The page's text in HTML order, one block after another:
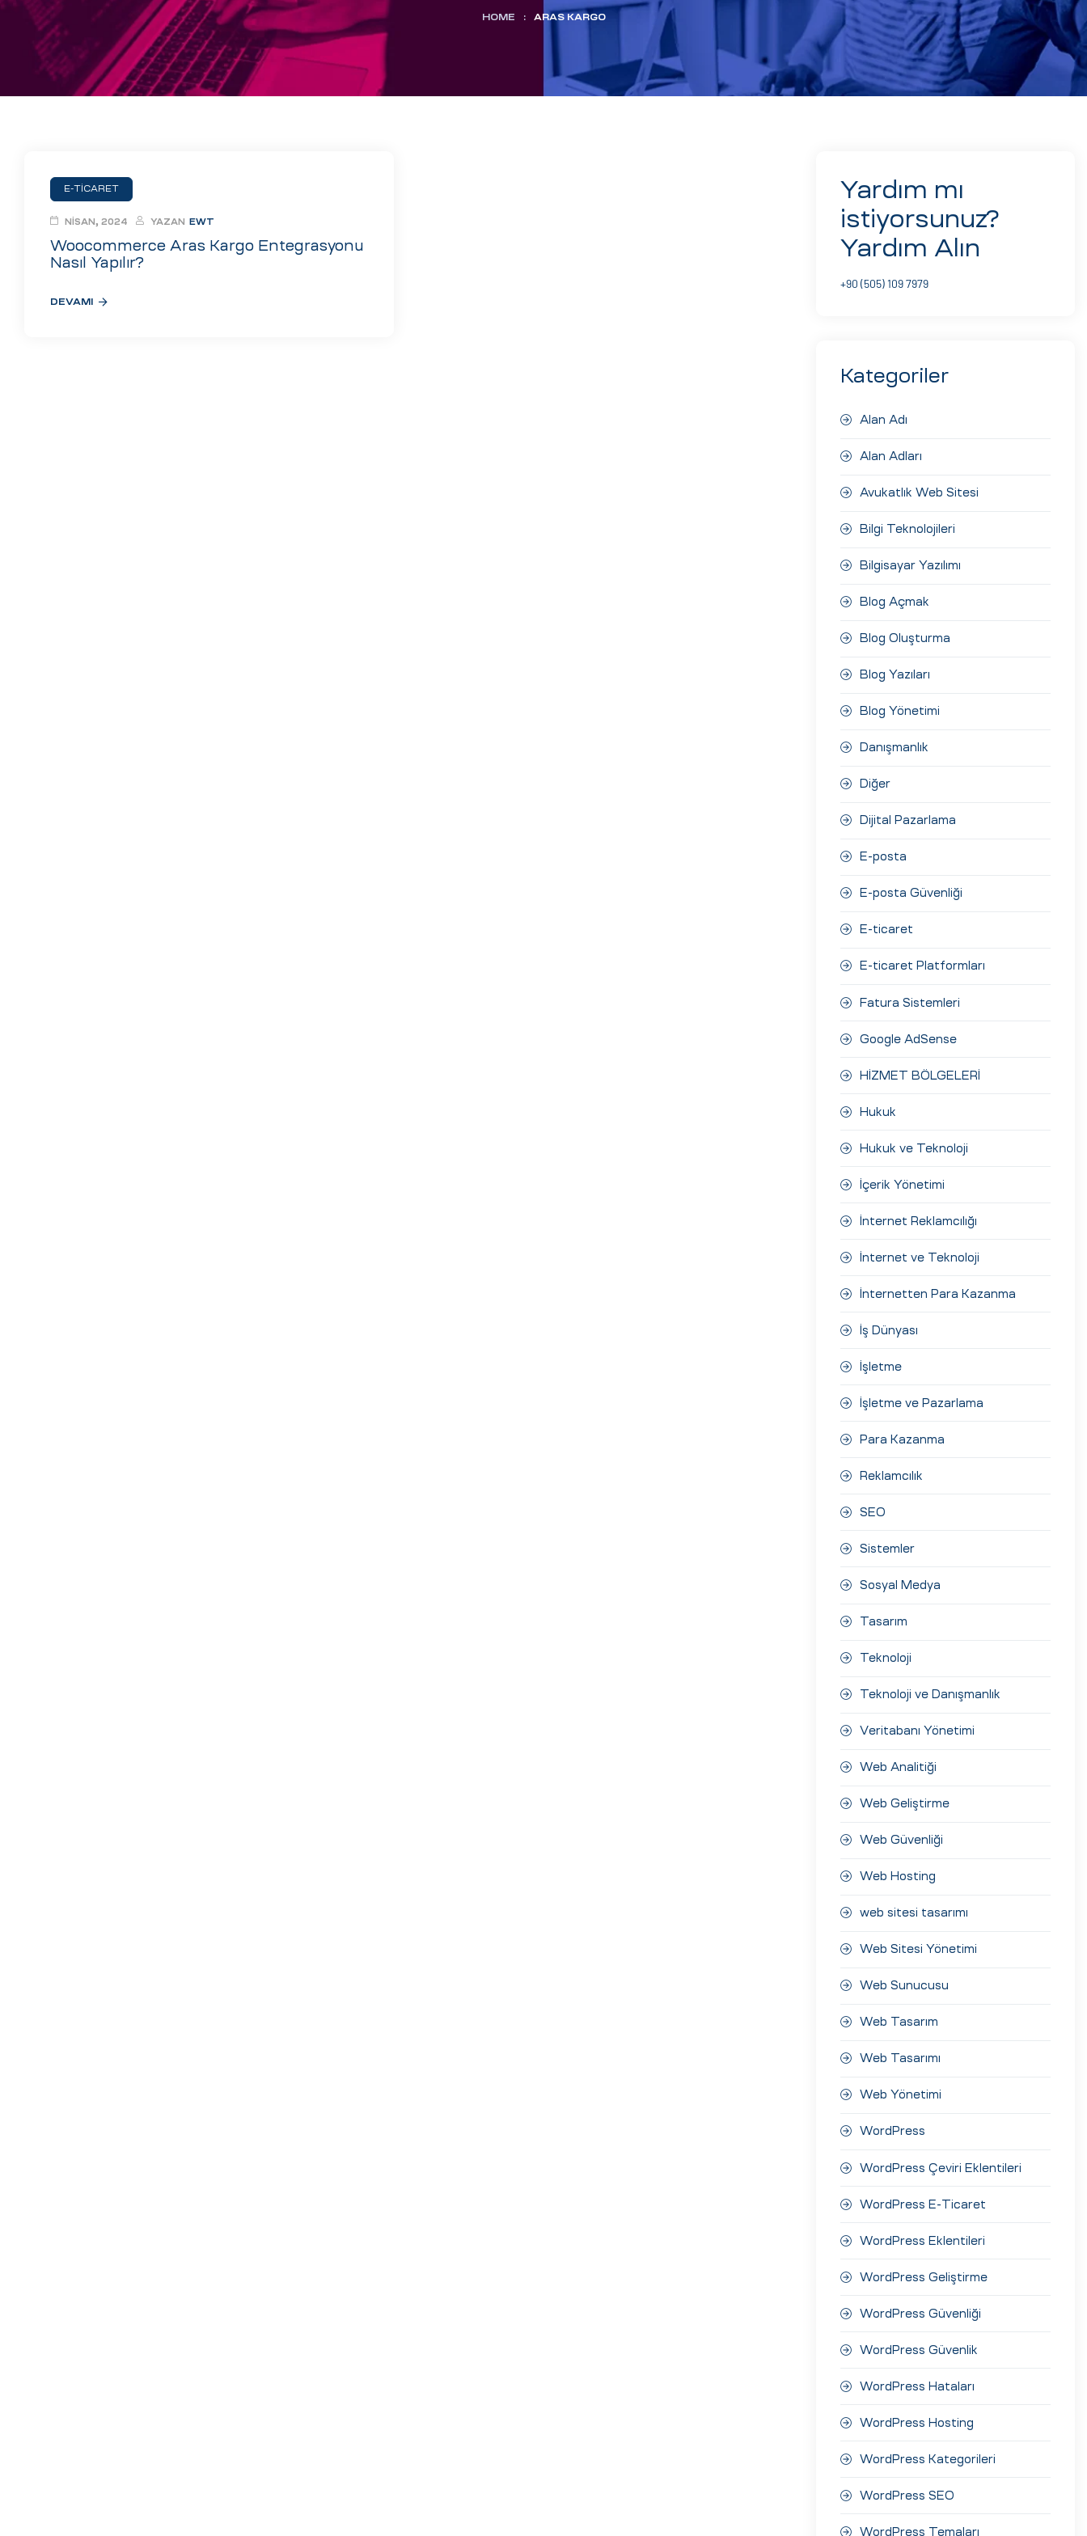
Aday
HOME : ARAS KARGO
E-TICARET
Woocommerce Aras Kargo Entegrasyonu
Nasıl Yapılır?
NISAN, 2024 YAZAN EWT
DEVAMI
Yardım mı
istiyorsunuz?
Yardım Alın
+90 (505) 109 7979
Kategoriler
Alan Adı
Alan Adları
Avukatlık Web Sitesi
Bilgi Teknolojileri
Bilgisayar Yazılımı
Blog Açmak
Blog Oluşturma
Blog Yazıları
Blog Yönetimi
Danışmanlık
Diğer
Dijital Pazarlama
E-posta
E-posta Güvenliği
E-ticaret
E-ticaret Platformları
Fatura Sistemleri
Google AdSense
HİZMET BÖLGELERİ
Hukuk
Hukuk ve Teknoloji
İçerik Yönetimi
İnternet Reklamcılığı
İnternet ve Teknoloji
İnternetten Para Kazanma
İş Dünyası
İşletme
İşletme ve Pazarlama
Para Kazanma
Reklamcılık
SEO
Sistemler
Sosyal Medya
Tasarım
Teknoloji
Teknoloji ve Danışmanlık
Veritabanı Yönetimi
Web Analitiği
Web Geliştirme
Web Güvenliği
Web Hosting
web sitesi tasarımı
Web Sitesi Yönetimi
Web Sunucusu
Web Tasarım
Web Tasarımı
Web Yönetimi
WordPress
WordPress Çeviri Eklentileri
WordPress E-Ticaret
WordPress Eklentileri
WordPress Geliştirme
WordPress Güvenliği
WordPress Güvenlik
WordPress Hataları
WordPress Hosting
WordPress Kategorileri
WordPress SEO
WordPress Temaları